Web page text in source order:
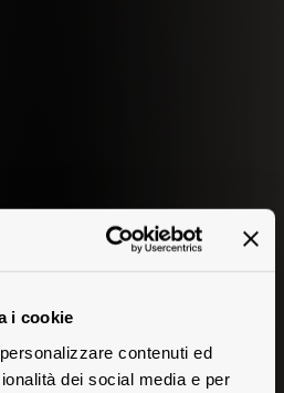
i cookie
contenuti ed
dei social media e per